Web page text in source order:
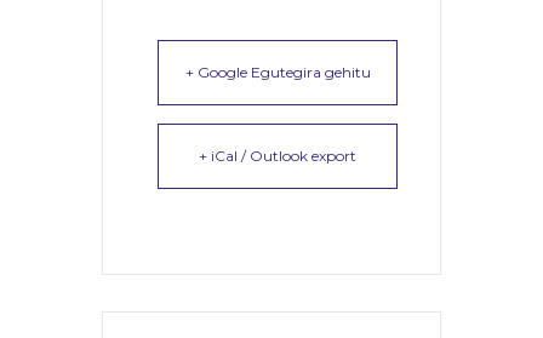
+ Google Egutegira gehitu
+ iCal / Outlook export